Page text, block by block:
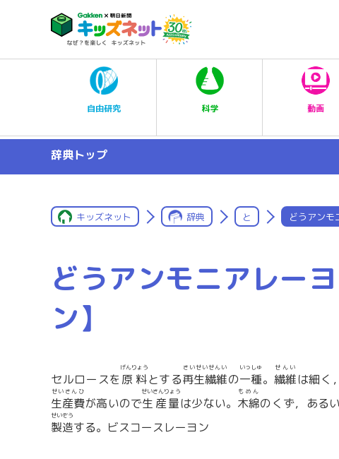
自由研究 科学 動画
辞典トップ
キッズネット 辞典 と どうアンモ
どうアンモニアレー
ン】
セルロースを 原料
げんりょう
とする再生繊維
さいせいせんい
の一種
いっしゅ
。 繊維
せんい
は細く
生産費
せいさんひ
が高いので生産量
せいさんりょう
は少ない。 木綿
もめん
のくず，ある
製造
せいぞう
する。ビスコースレーヨン